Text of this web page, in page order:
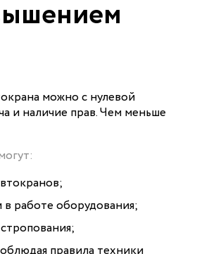
можно с нулевой
и наличие прав. Чем меньше
в работе оборудования;